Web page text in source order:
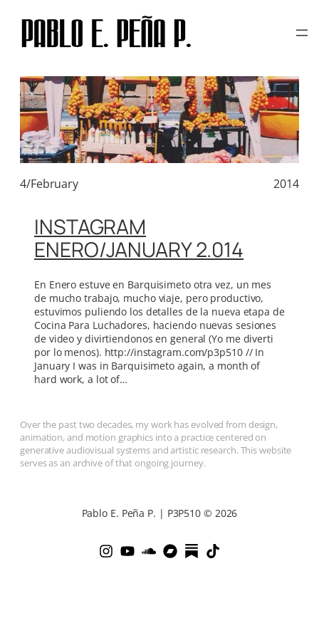
TAG: JANUARY
4/February 2014
INSTAGRAM
ENERO/JANUARY 2.014
En Enero estuve en Barquisimeto otra vez, un mes
de mucho trabajo, mucho viaje, pero productivo,
estuvimos puliendo los detalles de la nueva etapa de
Cocina Para Luchadores, haciendo nuevas sesiones
de video y divirtiendonos en general (Yo me diverti
por lo menos). http://instagram.com/p3p510 // In
January I was in Barquisimeto again, a month of
hard work, a lot of…
Over the past two decades, my work has evolved from design,
animation, and motion graphics into a practice centered on
generative audiovisual systems and artistic research. This website
serves as an archive of that ongoing journey.
Pablo E. Peña P. | P3P510 © 2026